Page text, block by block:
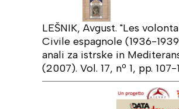
LEŠNIK, Avgust. "Les
Civile espagnole (1936-
anali za istrske in
(2007). Vol. 17, nº 1, pp. 107-